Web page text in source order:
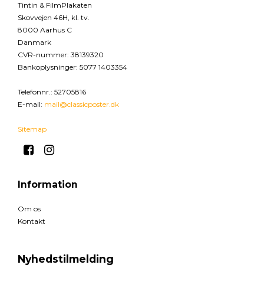
Tintin & FilmPlakaten
Skovvejen 46H, kl. tv.
8000 Aarhus C
Danmark
CVR-nummer: 38139320
Bankoplysninger: 5077 1403354
Telefonnr.: 52705816
E-mail: mail@classicposter.dk
Sitemap
Information
Om os
Kontakt
Nyhedstilmelding